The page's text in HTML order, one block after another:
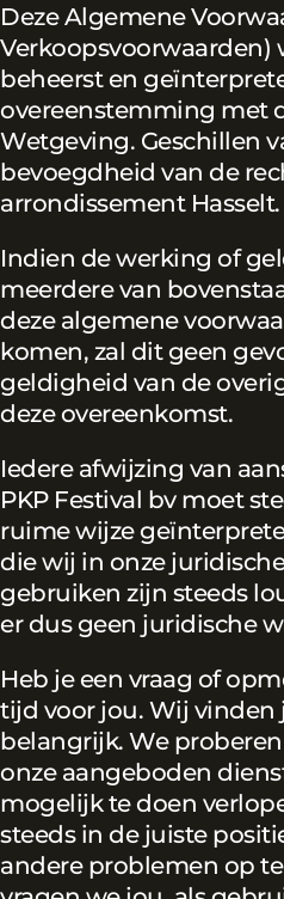
Deze Algemene
Verkoopsvoorwaarden)
beheerst en
overeenstemming met
Wetgeving. Geschillen
bevoegdheid van de
arrondissement Hasselt.
Indien de werking of
meerdere van
deze algemene
komen, zal dit geen
geldigheid van de
deze overeenkomst.
Iedere afwijzing van
PKP Festival bv moet
ruime wijze
die wij in onze
gebruiken zijn steeds
er dus geen juridische
Heb je een vraag of
tijd voor jou. Wij
belangrijk. We
onze aangeboden
mogelijk te doen
steeds in de juiste
andere problemen op